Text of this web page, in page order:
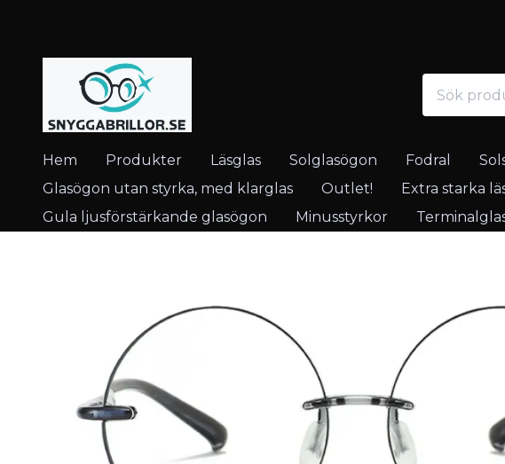
Hem Produkter Läsglas Solglasögon Fodral
Glasögon utan styrka, med klarglas
Outlet! Extra starka
Gula ljusförstärkande glasögon
Minusstyrkor